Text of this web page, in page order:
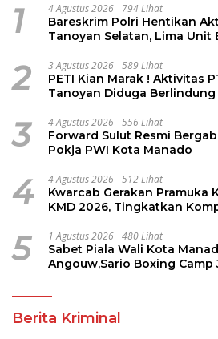
1 4 Agustus 2026 794 Lihat
Bareskrim Polri Hentikan
Tanoyan Selatan, Lima Unit
2 3 Agustus 2026 589 Lihat
PETI Kian Marak ! Aktivitas
Tanoyan Diduga Berlindung
3 4 Agustus 2026 556 Lihat
Forward Sulut Resmi
Pokja PWI Kota Manado
4 4 Agustus 2026 512 Lihat
Kwarcab Gerakan Pramuka
KMD 2026, Tingkatkan
5 1 Agustus 2026 480 Lihat
Sabet Piala Wali Kota
Angouw,Sario Boxing Camp
Berita Kriminal